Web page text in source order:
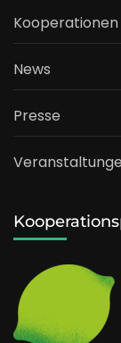
Kooperationen
News
Presse